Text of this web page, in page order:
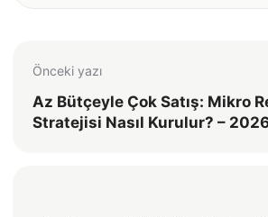
Önceki yazı
Az Bütçeyle Çok Satış: Mikro
Stratejisi Nasıl Kurulur? –